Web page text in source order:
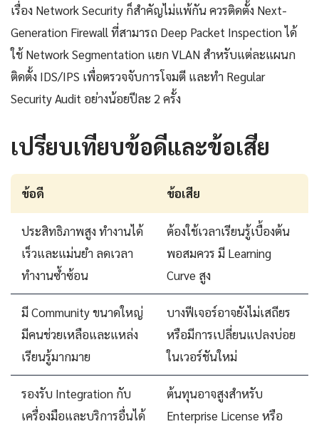
เรื่อง Network Security ก็สำคัญไม่แพ้กัน ควรติดตั้ง Next-
Generation Firewall ที่สามารถ Deep Packet Inspection ได้
ใช้ Network Segmentation แยก VLAN สำหรับแต่ละแผนก
ติดตั้ง IDS/IPS เพื่อตรวจจับการโจมตี และทำ Regular
Security Audit อย่างน้อยปีละ 2 ครั้ง
เปรียบเทียบข้อดีและข้อเสีย
ข้อดี ข้อเสีย
ประสิทธิภาพสูง ทำงานได้
เร็วและแม่นยำ ลดเวลา
ทำงานซ้ำซ้อน
ต้องใช้เวลาเรียนรู้เบื้องต้น
พอสมควร มี Learning
Curve สูง
มี Community ขนาดใหญ่
มีคนช่วยเหลือและแหล่ง
เรียนรู้มากมาย
บางฟีเจอร์อาจยังไม่เสถียร
หรือมีการเปลี่ยนแปลงบ่อย
ในเวอร์ชันใหม่
รองรับ Integration กับ
เครื่องมือและบริการอื่นได้
ต้นทุนอาจสูงสำหรับ
Enterprise License หรือ